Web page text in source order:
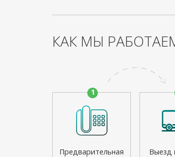
КАК МЫ
1
Предварительная
Выезд